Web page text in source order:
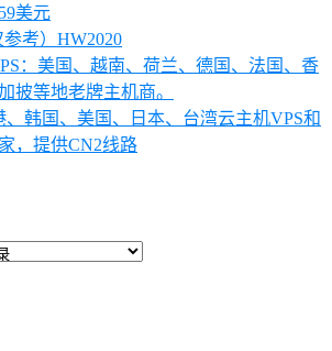
美元
考）HW2020
：美国、越南、荷兰、德国、法国、香
披等地老牌主机商。
、韩国、美国、日本、台湾云主机VPS和
，提供CN2线路